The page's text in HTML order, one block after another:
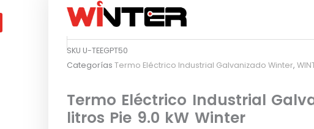
SKU U-TEEGPT50
Categorías Termo Eléctrico Industrial Galvanizado Winter,
Termo Eléctrico Industrial
litros Pie 9.0 kW Winter